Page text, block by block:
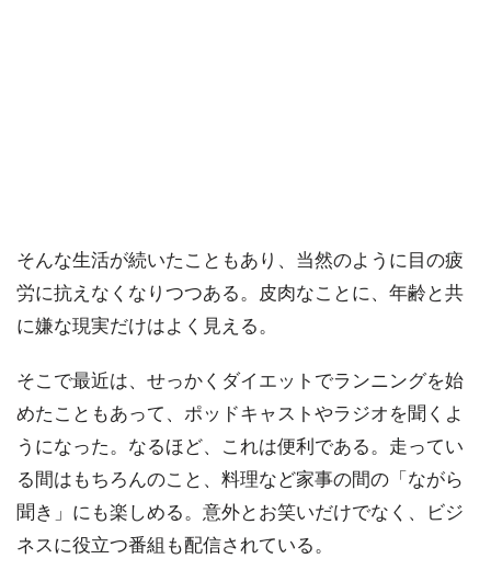
そんな生活が続いたこともあり、当然のように目の疲
労に抗えなくなりつつある。皮肉なことに、年齢と共
に嫌な現実だけはよく見える。
そこで最近は、せっかくダイエットでランニングを始
めたこともあって、ポッドキャストやラジオを聞くよ
うになった。なるほど、これは便利である。走ってい
る間はもちろんのこと、料理など家事の間の「ながら
聞き」にも楽しめる。意外とお笑いだけでなく、ビジ
ネスに役立つ番組も配信されている。